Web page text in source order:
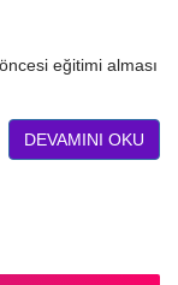
eğitimi alması
DEVAMINI OKU